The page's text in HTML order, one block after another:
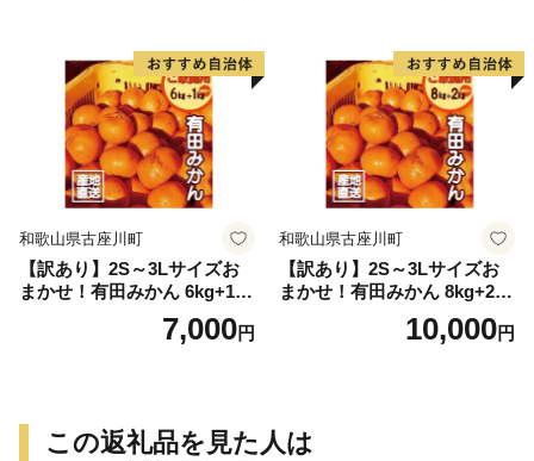
和歌山県古座川町
【訳あり】2S～3Lサイズお
まかせ！有田みかん 6kg+1kg
保証分 11月から12月下旬ま
でに順次発送致します。 / 訳
7,000円
和歌山県古座川町
【訳あり】2S～3Lサイズお
まかせ！有田みかん 8kg+2kg
保証分 11月から12月下旬ま
でに順次発送致します。 / 訳
10,000円
この返礼品を見た人は